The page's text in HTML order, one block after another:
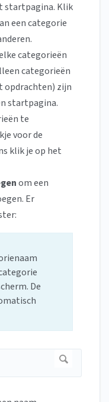
startpagina. Klik
een categorie
categorieën
categorieën
opdrachten) zijn
startpagina.
te
voor de
klik je op het
om een
Er
De